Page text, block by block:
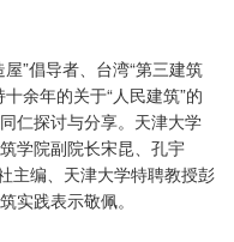
”倡导者、台湾“第三建筑
余年的关于“人民建筑”的
仁探讨与分享。天津大学
学院副院长宋昆、孔宇
主编、天津大学特聘教授彭
实践表示敬佩。